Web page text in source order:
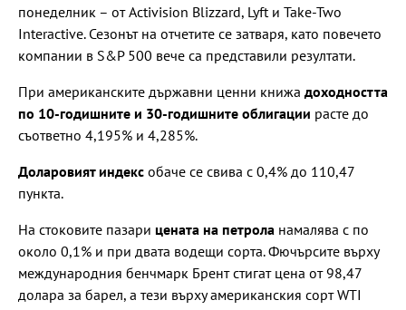
понеделник – от Activision Blizzard, Lyft и Take-Two
Interactive. Сезонът на отчетите се затваря, като повечето
компании в S&P 500 вече са представили резултати.
При американските държавни ценни книжа доходността
по 10-годишните и 30-годишните облигации расте до
съответно 4,195% и 4,285%.
Доларовият индекс обаче се свива с 0,4% до 110,47
пункта.
На стоковите пазари цената на петрола намалява с по
около 0,1% и при двата водещи сорта. Фючърсите върху
международния бенчмарк Брент стигат цена от 98,47
долара за барел, а тези върху американския сорт WTI